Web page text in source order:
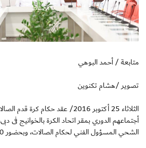
متابعة / أحمد البوهي
تصوير /هشام تكنوين
الثلاثاء 25 أكتوبر 2016/ عقد حكام
أجتماعهم الدوري بمقر اتحاد الكرة بالخوانيج فى
الشحي المسؤول الفني لحكام الصالات، وبحضور 20 حكماً ومقيماً.